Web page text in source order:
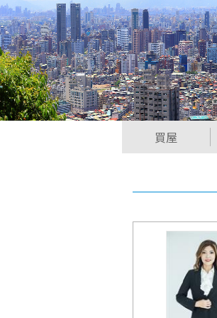
買屋